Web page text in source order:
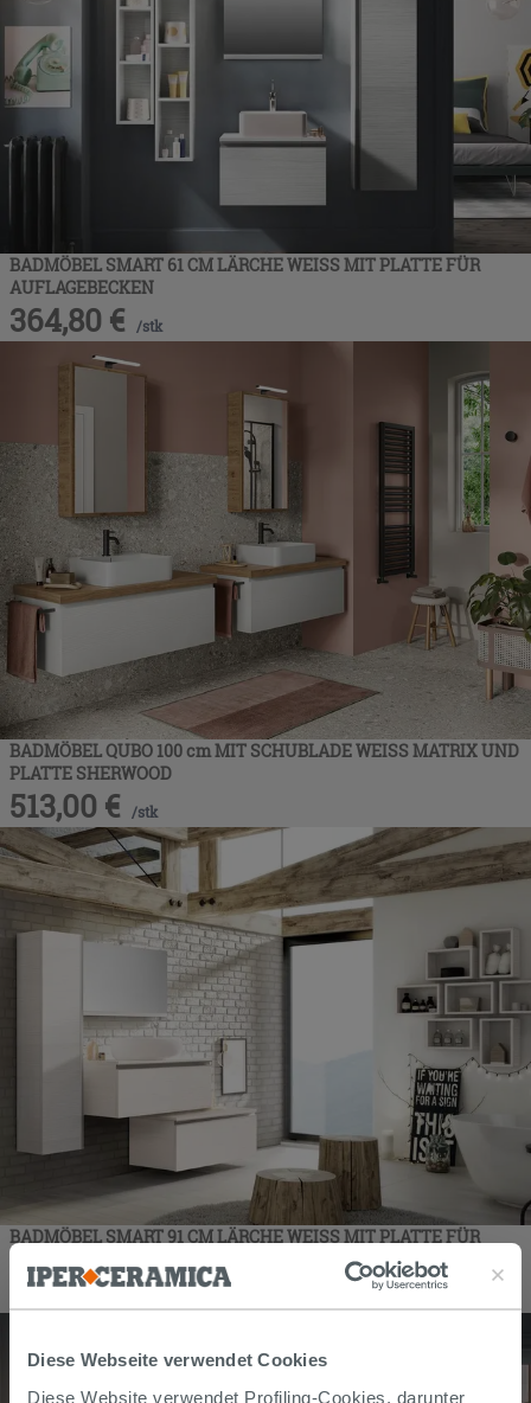
Diese Webseite verwendet Cookies
Diese Website verwendet Profiling-Cookies, darunter
BADMÖBEL SMART 61 CM LÄRCHE WEISS MIT PLATTE FÜR
AUFLAGEBECKEN
364,80 € /stk
BADMÖBEL QUBO 100 cm MIT SCHUBLADE WEISS MATRIX UND
PLATTE SHERWOOD
513,00 € /stk
BADMÖBEL SMART 91 CM LÄRCHE WEISS MIT PLATTE FÜR
AUFLAGEBECKEN
437,80€